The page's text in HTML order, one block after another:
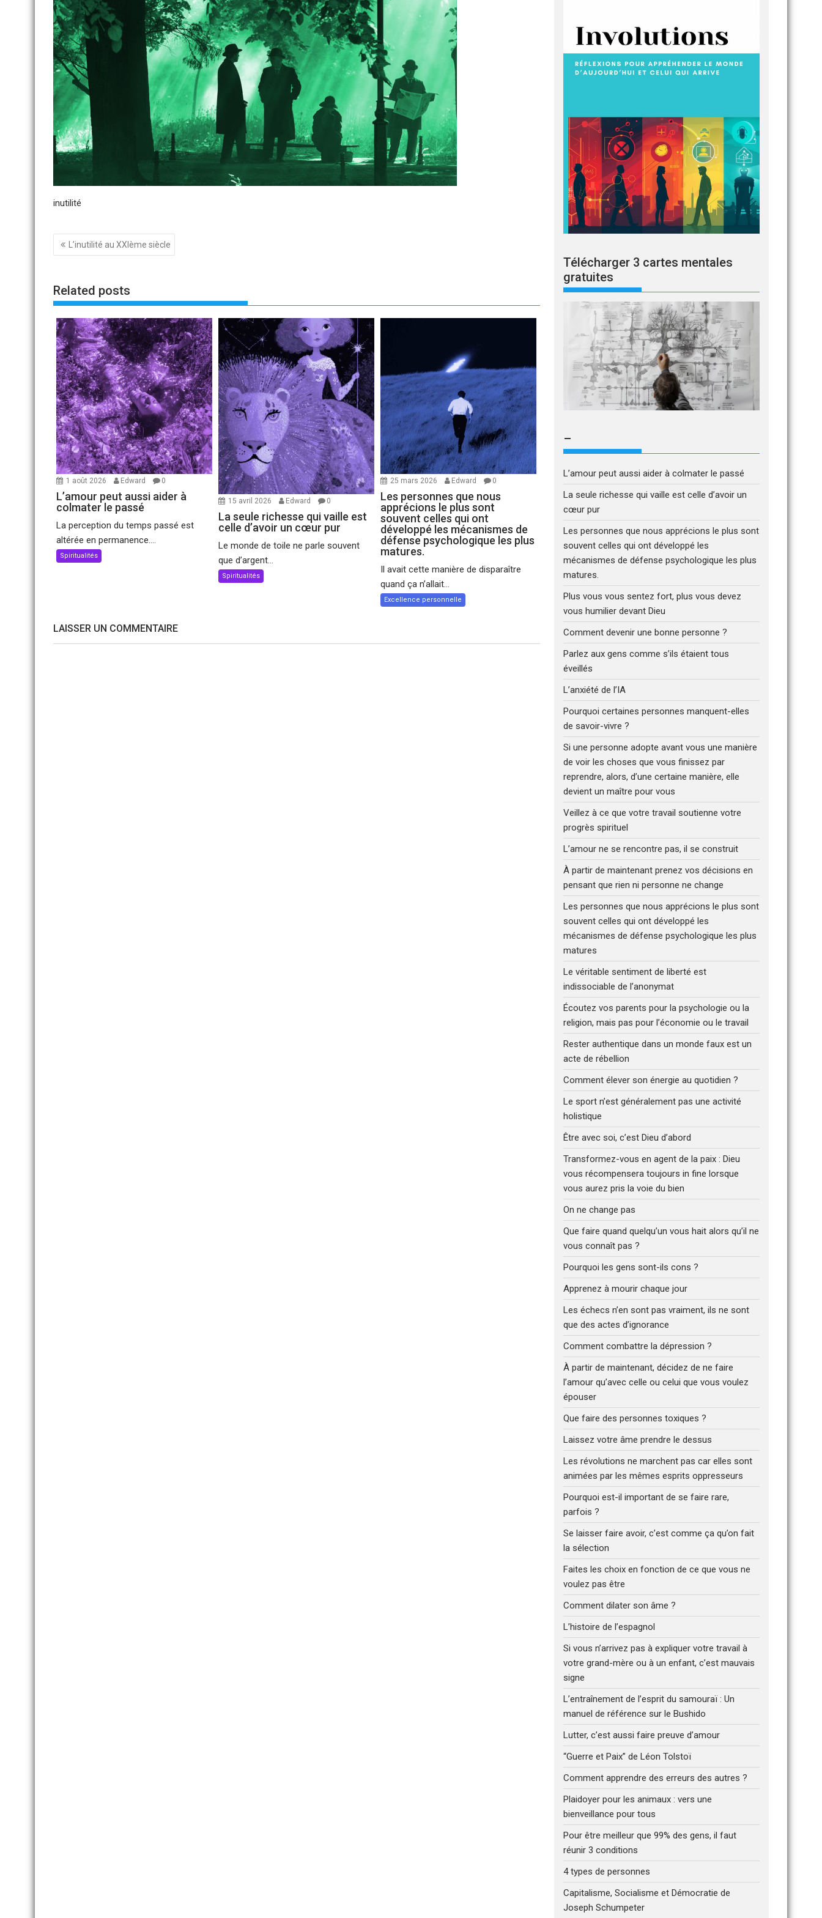
inutilité
Navigation
de
L’inutilité au XXIème siècle
Related posts
1 août 2026 Edward 0
L’amour peut aussi aider à
colmater le passé
La perception du temps passé est
altérée en permanence....
Spiritualités
15 avril 2026 Edward 0
La seule richesse qui vaille est
celle d’avoir un cœur pur
Le monde de toile ne parle souvent
que d’argent...
Spiritualités
25 mars 2026 Edward 0
Les personnes que nous
apprécions le plus sont
souvent celles qui ont
développé les mécanismes de
défense psychologique les plus
matures.
Il avait cette manière de disparaître
quand ça n’allait...
Excellence personnelle
LAISSER UN COMMENTAIRE
Télécharger 3 cartes mentales
gratuites
–
L’amour peut aussi aider à colmater le passé
La seule richesse qui vaille est celle d’avoir un
cœur pur
Les personnes que nous apprécions le plus sont
souvent celles qui ont développé les
mécanismes de défense psychologique les plus
matures.
Plus vous vous sentez fort, plus vous devez
vous humilier devant Dieu
Comment devenir une bonne personne ?
Parlez aux gens comme s’ils étaient tous
éveillés
L’anxiété de l’IA
Pourquoi certaines personnes manquent-elles
de savoir-vivre ?
Si une personne adopte avant vous une manière
de voir les choses que vous finissez par
reprendre, alors, d’une certaine manière, elle
devient un maître pour vous
Veillez à ce que votre travail soutienne votre
progrès spirituel
L’amour ne se rencontre pas, il se construit
À partir de maintenant prenez vos décisions en
pensant que rien ni personne ne change
Les personnes que nous apprécions le plus sont
souvent celles qui ont développé les
mécanismes de défense psychologique les plus
matures
Le véritable sentiment de liberté est
indissociable de l’anonymat
Écoutez vos parents pour la psychologie ou la
religion, mais pas pour l’économie ou le travail
Rester authentique dans un monde faux est un
acte de rébellion
Comment élever son énergie au quotidien ?
Le sport n’est généralement pas une activité
holistique
Être avec soi, c’est Dieu d’abord
Transformez-vous en agent de la paix : Dieu
vous récompensera toujours in fine lorsque
vous aurez pris la voie du bien
On ne change pas
Que faire quand quelqu’un vous hait alors qu’il ne
vous connaît pas ?
Pourquoi les gens sont-ils cons ?
Apprenez à mourir chaque jour
Les échecs n’en sont pas vraiment, ils ne sont
que des actes d’ignorance
Comment combattre la dépression ?
À partir de maintenant, décidez de ne faire
l’amour qu’avec celle ou celui que vous voulez
épouser
Que faire des personnes toxiques ?
Laissez votre âme prendre le dessus
Les révolutions ne marchent pas car elles sont
animées par les mêmes esprits oppresseurs
Pourquoi est-il important de se faire rare,
parfois ?
Se laisser faire avoir, c’est comme ça qu’on fait
la sélection
Faites les choix en fonction de ce que vous ne
voulez pas être
Comment dilater son âme ?
L’histoire de l’espagnol
Si vous n’arrivez pas à expliquer votre travail à
votre grand-mère ou à un enfant, c’est mauvais
signe
L’entraînement de l’esprit du samouraï : Un
manuel de référence sur le Bushido
Lutter, c’est aussi faire preuve d’amour
“Guerre et Paix” de Léon Tolstoï
Comment apprendre des erreurs des autres ?
Plaidoyer pour les animaux : vers une
bienveillance pour tous
Pour être meilleur que 99% des gens, il faut
réunir 3 conditions
4 types de personnes
Capitalisme, Socialisme et Démocratie de
Joseph Schumpeter